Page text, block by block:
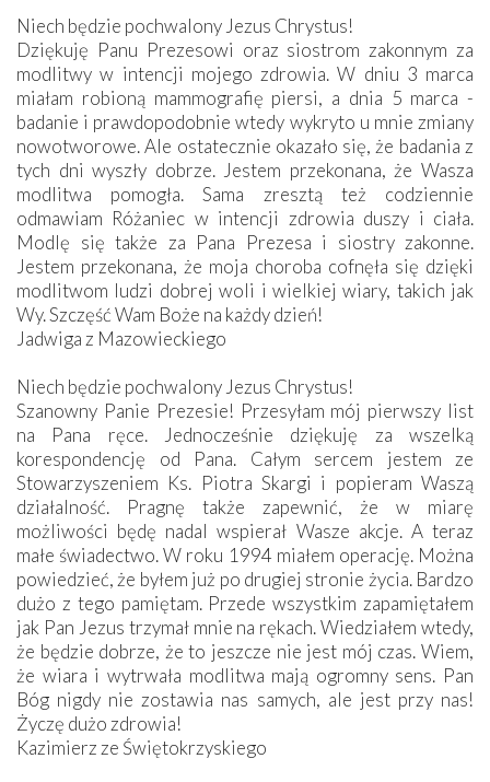
Niech będzie pochwalony Jezus Chrystus!
Dziękuję Panu Prezesowi oraz siostrom zakonnym za
modlitwy w intencji mojego zdrowia. W dniu 3 marca
miałam robioną mammografię piersi, a dnia 5 marca -
badanie i prawdopodobnie wtedy wykryto u mnie zmiany
nowotworowe. Ale ostatecznie okazało się, że badania z
tych dni wyszły dobrze. Jestem przekonana, że Wasza
modlitwa pomogła. Sama zresztą też codziennie
odmawiam Różaniec w intencji zdrowia duszy i ciała.
Modlę się także za Pana Prezesa i siostry zakonne.
Jestem przekonana, że moja choroba cofnęła się dzięki
modlitwom ludzi dobrej woli i wielkiej wiary, takich jak
Wy. Szczęść Wam Boże na każdy dzień!
Jadwiga z Mazowieckiego
Niech będzie pochwalony Jezus Chrystus!
Szanowny Panie Prezesie! Przesyłam mój pierwszy list
na Pana ręce. Jednocześnie dziękuję za wszelką
korespondencję od Pana. Całym sercem jestem ze
Stowarzyszeniem Ks. Piotra Skargi i popieram Waszą
działalność. Pragnę także zapewnić, że w miarę
możliwości będę nadal wspierał Wasze akcje. A teraz
małe świadectwo. W roku 1994 miałem operację. Można
powiedzieć, że byłem już po drugiej stronie życia. Bardzo
dużo z tego pamiętam. Przede wszystkim zapamiętałem
jak Pan Jezus trzymał mnie na rękach. Wiedziałem wtedy,
że będzie dobrze, że to jeszcze nie jest mój czas. Wiem,
że wiara i wytrwała modlitwa mają ogromny sens. Pan
Bóg nigdy nie zostawia nas samych, ale jest przy nas!
Życzę dużo zdrowia!
Kazimierz ze Świętokrzyskiego